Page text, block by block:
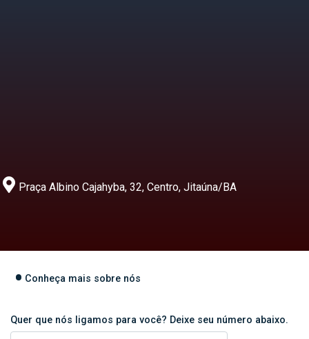
Praça Albino Cajahyba, 32, Centro, Jitaúna/BA
Conheça mais sobre nós
Quer que nós ligamos para você? Deixe seu número abaixo.